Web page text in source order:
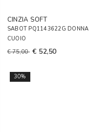
CINZIA SOFT
SABOT PQ1143622G DONNA
CUOIO
€ 75,00 € 52,50
30%